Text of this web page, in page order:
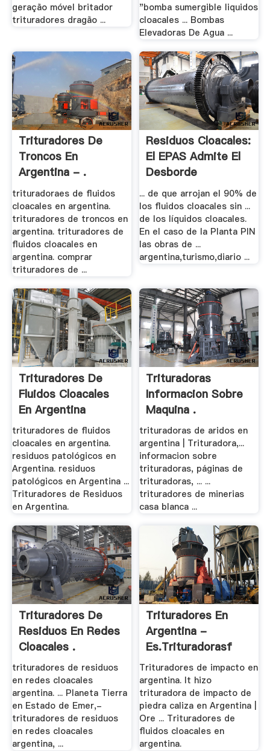
geração móvel britador
trituradores dragão ...
"bomba sumergible liquidos
cloacales ... Bombas
Elevadoras De Agua ...
Trituradores De
Troncos En
Argentina - .
trituradoraes de fluidos
cloacales en argentina.
trituradores de troncos en
argentina. trituradores de
fluidos cloacales en
argentina. comprar
trituradores de ...
Residuos Cloacales:
El EPAS Admite El
Desborde
... de que arrojan el 90% de
los fluidos cloacales sin ...
de los líquidos cloacales.
En el caso de la Planta PIN
las obras de ...
argentina,turismo,diario ...
Trituradores De
Fluidos Cloacales
En Argentina
trituradores de fluidos
cloacales en argentina.
residuos patológicos en
Argentina. residuos
patológicos en Argentina ...
Trituradores de Residuos
en Argentina.
Trituradoras
Informacion Sobre
Maquina .
trituradoras de aridos en
argentina | Trituradora,...
informacion sobre
trituradoras, páginas de
trituradoras, ... ...
trituradores de minerias
casa blanca ...
Trituradores De
Residuos En Redes
Cloacales .
trituradores de residuos
en redes cloacales
argentina. ... Planeta Tierra
en Estado de Emer,-
trituradores de residuos
en redes cloacales
argentina, ...
Trituradores En
Argentina -
Es.trituradorasf
Trituradores de impacto en
argentina. lt hizo
trituradora de impacto de
piedra caliza en Argentina |
Ore ... Trituradores de
fluidos cloacales en
argentina.